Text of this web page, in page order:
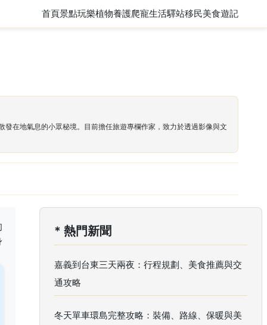
首頁景點玩樂植物養護爬寵生活驛站移民美食遊記
在地氣息的小眾秘境。目前擔任旅遊專欄作家，致力於透過影像與文
* 熱門新聞
嘉義到台東三天兩夜：行程規劃、美食推薦與交
通攻略
冬天單車環島完整攻略：裝備、路線、保暖與美